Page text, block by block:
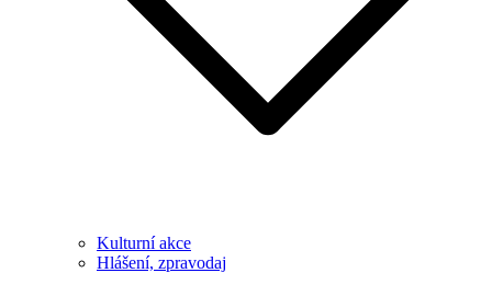
Kulturní akce
Hlášení, zpravodaj